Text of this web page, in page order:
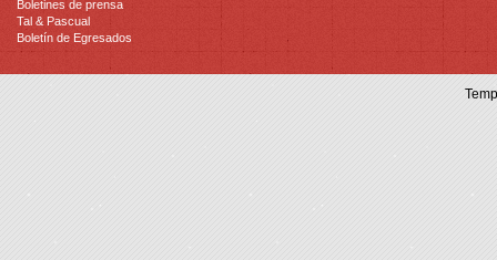
Boletines de prensa
Tal & Pascual
Boletín de Egresados